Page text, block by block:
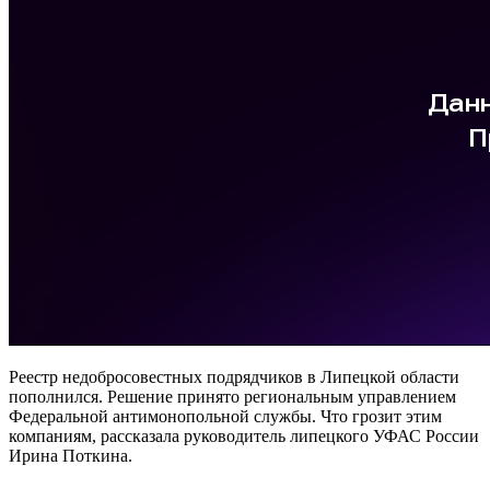
Реестр недобросовестных подрядчиков в Липецкой области
пополнился. Решение принято региональным управлением
Федеральной антимонопольной службы. Что грозит этим
компаниям, рассказала руководитель липецкого УФАС России
Ирина Поткина.